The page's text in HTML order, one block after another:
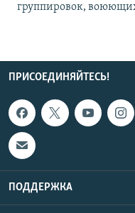
группировок,
ПРИСОЕДИНЯЙТЕСЬ!
ПОДДЕРЖКА